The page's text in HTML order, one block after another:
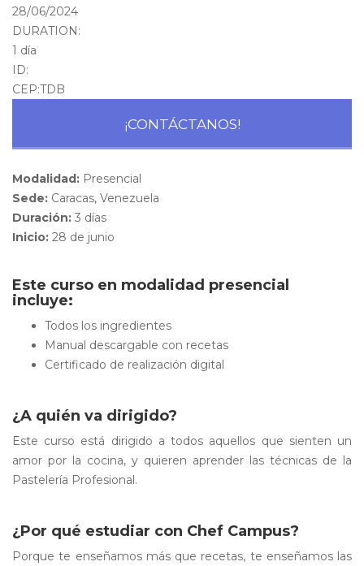
28/06/2024
DURATION:
1 día
ID:
CEP:TDB
¡CONTÁCTANOS!
Modalidad: Presencial
Sede: Caracas, Venezuela
Duración: 3 días
Inicio: 28 de junio
Este curso en modalidad presencial
incluye:
Todos los ingredientes
Manual descargable con recetas
Certificado de realización digital
¿A quién va dirigido?
Este curso está dirigido a todos aquellos que sienten un
amor por la cocina, y quieren aprender las técnicas de la
Pastelería Profesional.
¿Por qué estudiar con Chef Campus?
Porque te enseñamos más que recetas, te enseñamos las